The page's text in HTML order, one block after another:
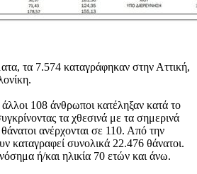
τα 7.574 καταγράφηκαν στην Αττική,
108 άνθρωποι κατέληξαν κατά το
τα χθεσινά με τα σημερινά
θάνατοι ανέρχονται σε 110. Από την
καταγραφεί συνολικά 22.476 θάνατοι.
ή/και ηλικία 70 ετών και άνω.